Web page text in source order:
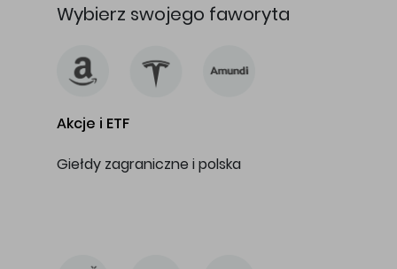
Wybierz swojego faworyta
Akcje i ETF
Giełdy zagraniczne i polska